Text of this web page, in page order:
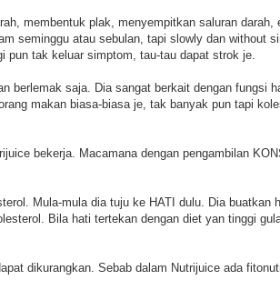
membentuk plak, menyempitkan saluran darah,
seminggu atau sebulan, tapi slowly dan without
pun tak keluar simptom, tau-tau dapat strok je.
berlemak saja. Dia sangat berkait dengan fungsi
makan biasa-biasa je, tak banyak pun tapi
bekerja. Macamana dengan pengambilan
Mula-mula dia tuju ke HATI dulu. Dia buatkan
Bila hati tertekan dengan diet yan tinggi
dikurangkan. Sebab dalam Nutrijuice ada